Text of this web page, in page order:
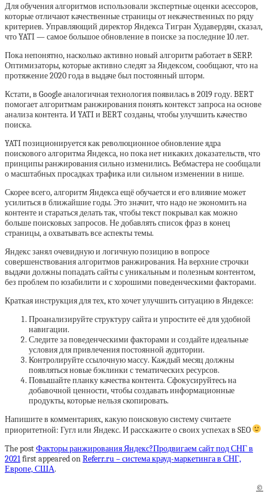
Для обучения алгоритмов использовали экспертные оценки асессоров,
которые отличают качественные страницы от некачественных по ряду
критериев. Управляющий директор Яндекса Тигран Худавердян, сказал,
что YATI — самое большое обновление в поиске за последние 10 лет.
Пока непонятно, насколько активно новый алгоритм работает в SERP.
Оптимизаторы, которые активно следят за Яндексом, сообщают, что на
протяжение 2020 года в выдаче был постоянный шторм.
Кстати, в Google аналогичная технология появилась в 2019 году. BERT
помогает алгоритмам ранжирования понять контекст запроса на основе
анализа контента. И YATI и BERT созданы, чтобы улучшить качество
поиска.
YATI позиционируется как революционное обновление ядра
поискового алгоритма Яндекса, но пока нет никаких доказательств, что
принципы ранжирования сильно изменились. Вебмастера не сообщали
о масштабных просадках трафика или сильном изменении в нише.
Скорее всего, алгоритм Яндекса ещё обучается и его влияние может
усилиться в ближайшие годы. Это значит, что надо не экономить на
контенте и стараться делать так, чтобы текст покрывал как можно
больше поисковых запросов. Не добавлять список фраз в конец
страницы, а охватывать все аспекты темы.
Яндекс занял очевидную и логичную позицию в вопросе
совершенствования алгоритмов ранжирования. На верхние строчки
выдачи должны попадать сайты с уникальным и полезным контентом,
без проблем по юзабилити и с хорошими поведенческими факторами.
Краткая инструкция для тех, кто хочет улучшить ситуацию в Яндексе:
Проанализируйте структуру сайта и упростите её для удобной
навигации.
Следите за поведенческими факторами и создайте идеальные
условия для привлечения постоянной аудитории.
Контролируйте ссылочную массу. Каждый месяц должны
появляться новые бэклинки с тематических ресурсов.
Повышайте планку качества контента. Сфокусируйтесь на
добавочной ценности, чтобы создавать информационные
продукты, которые нельзя скопировать.
Напишите в комментариях, какую поисковую систему считаете
приоритетной: Гугл или Яндекс. И расскажите о своих успехах в SEO
The postФакторы ранжирования Яндекс?Продвигаем сайт под СНГ в
2021first appeared onReferr.ru – система крауд-маркетинга в СНГ,
Европе, США.
©